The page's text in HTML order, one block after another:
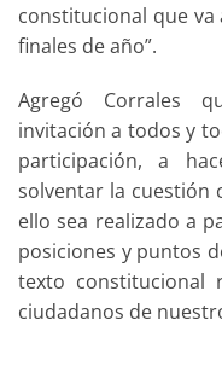
constitucional que
finales de año”.
Agregó Corrales
invitación a todos y
participación, a
solventar la cuestión
ello sea realizado a
posiciones y puntos
texto constitucional
ciudadanos de